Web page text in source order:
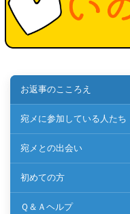
お返事のこころえ
宛メに参加している人たち
宛メとの出会い
初めての方
Ｑ＆Ａヘルプ